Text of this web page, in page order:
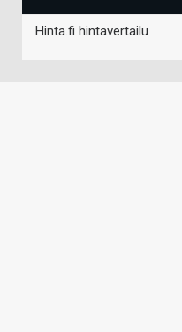
Hinta.fi hintavertailu